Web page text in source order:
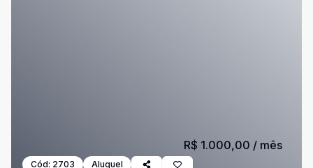
Cód: 2703 Aluguel
R$ 1.000,00 / mês